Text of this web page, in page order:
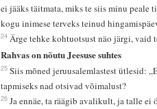
ei jääks täitmata, miks te siis minu peale
kogu inimese terveks teinud
24 Ärge tehke kohtuotsust näo järgi, vaid
Rahvas on nõutu Jeesuse suhtes
25 Siis mõned jeruusalemlastest ütlesid:
tapmiseks nad otsivad võimalust?
26 Ja ennäe, ta räägib avalikult, ja talle ei